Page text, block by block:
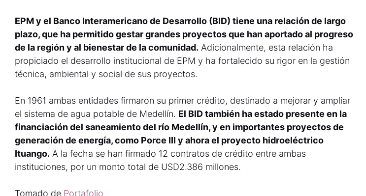
EPM y el Banco Interamericano de Desarrollo (BID) tiene una relación de largo
plazo, que ha permitido gestar grandes proyectos que han aportado al progreso
de la región y al bienestar de la comunidad. Adicionalmente, esta relación ha
propiciado el desarrollo institucional de EPM y ha fortalecido su rigor en la gestión
técnica, ambiental y social de sus proyectos.
En 1961 ambas entidades firmaron su primer crédito, destinado a mejorar y ampliar
el sistema de agua potable de Medellín. El BID también ha estado presente en la
financiación del saneamiento del río Medellín, y en importantes proyectos de
generación de energía, como Porce III y ahora el proyecto hidroeléctrico
Ituango. A la fecha se han firmado 12 contratos de crédito entre ambas
instituciones, por un monto total de USD2.386 millones.
Tomado de Portafolio